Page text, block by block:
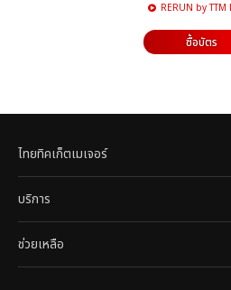
RERUN by TTM
ซื้อบัตร
ไทยทิคเก็ตเมเจอร์
บริการ
ช่วยเหลือ